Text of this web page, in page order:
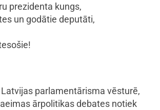
prezidenta kungs,
un godātie deputāti,
parlamentārisma vēsturē,
ārpolitikas debates notiek